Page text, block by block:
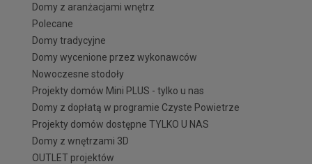
Domy z aranżacjami wnętrz
Polecane
Domy tradycyjne
Domy wycenione przez wykonawców
Nowoczesne stodoły
Projekty domów Mini PLUS - tylko u nas
Domy z dopłatą w programie Czyste Powietrze
Projekty domów dostępne TYLKO U NAS
Domy z wnętrzami 3D
OUTLET projektów